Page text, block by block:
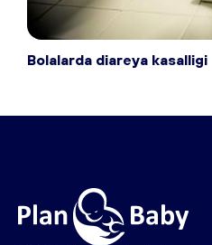
Bolalarda diareya kasalligi